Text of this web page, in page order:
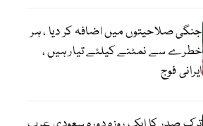
جنگی صلاحیتوں میں اضافہ کر دیا ، ہر
خطرے سے نمٹنے کیلئے تیار ہیں ،
ایرانی فوج